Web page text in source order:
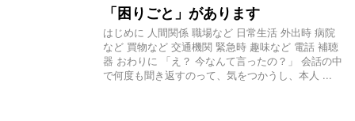
「困りごと」があります
はじめに 人間関係 職場など 日常生活 外出時 病院
など 買物など 交通機関 緊急時 趣味など 電話 補聴
器 おわりに 「え？ 今なんて言ったの？」 会話の中
で何度も聞き返すのって、気をつかうし、本人 ...